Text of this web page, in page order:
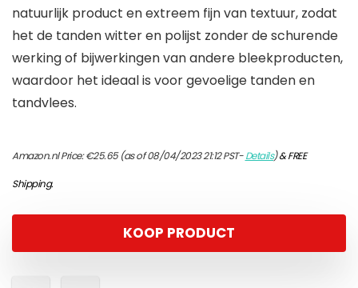
natuurlijk product en extreem fijn van textuur, zodat
het de tanden witter en polijst zonder de schurende
werking of bijwerkingen van andere bleekproducten,
waardoor het ideaal is voor gevoelige tanden en
tandvlees.
Amazon.nl Price:€25.65(as of 08/04/2023 21:12 PST-Details)&FREE
Shipping.
KOOP PRODUCT